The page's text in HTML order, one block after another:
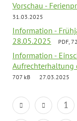
Vorschau -
31.03.2025
Information -
28.05.2025
PDF,
Information -
Aufrechterhaltung
707 kB
27.03.2025
1